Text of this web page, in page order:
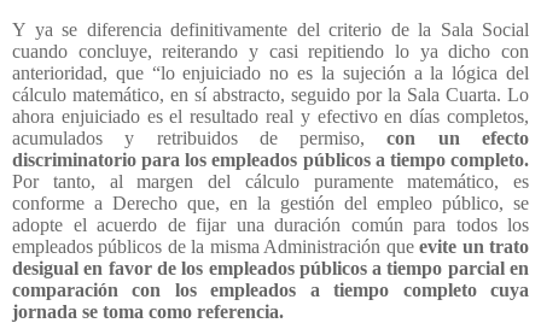
Y ya se diferencia definitivamente del criterio de la Sala Social
cuando concluye, reiterando y casi repitiendo lo ya dicho con
anterioridad, que “lo enjuiciado no es la sujeción a la lógica del
cálculo matemático, en sí abstracto, seguido por la Sala Cuarta. Lo
ahora enjuiciado es el resultado real y efectivo en días completos,
acumulados y retribuidos de permiso,con un efecto
discriminatorio para los empleados públicos a tiempo completo.
Por tanto, al margen del cálculo puramente matemático, es
conforme a Derecho que, en la gestión del empleo público, se
adopte el acuerdo de fijar una duración común para todos los
empleados públicos de la misma Administración queevite un trato
desigual en favor de los empleados públicos a tiempo parcial en
comparación con los empleados a tiempo completo cuya
jornada se toma como referencia.